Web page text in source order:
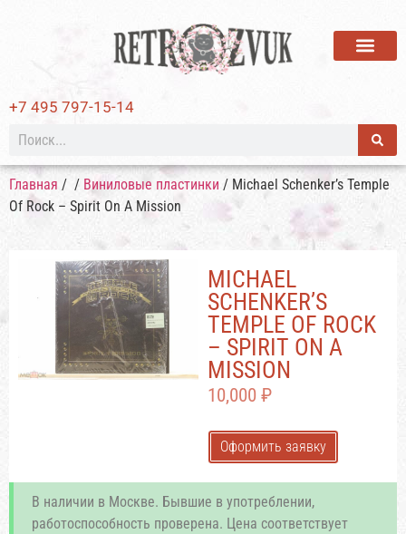
+7 495 797-15-14
Главная / / Виниловые пластинки / Michael Schenker’s Temple
Of Rock – Spirit On A Mission
MICHAEL
SCHENKER’S
TEMPLE OF ROCK
– SPIRIT ON A
MISSION
10,000 ₽
Оформить заявку
В наличии в Москве. Бывшие в употреблении,
работоспособность проверена. Цена соответствует